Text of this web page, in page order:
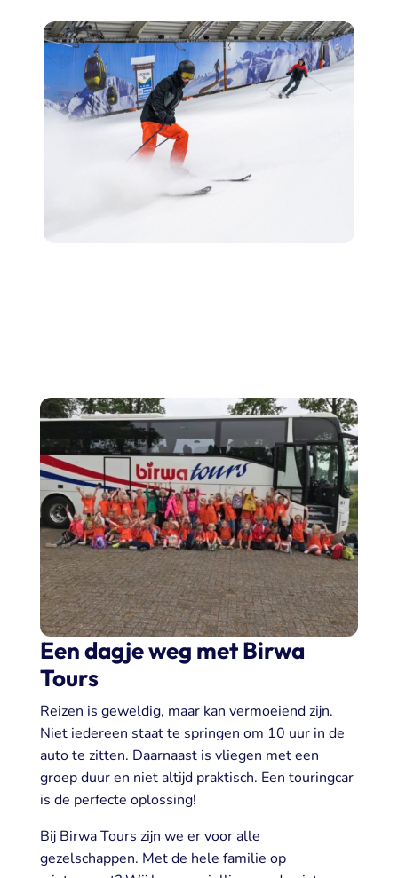
uit te breiden met arrangementen voor lessen.
Dit is geschikt voor groepsuitjes en ook voor
scholen!
Een dagje weg met Birwa
Tours
Reizen is geweldig, maar kan vermoeiend zijn.
Niet iedereen staat te springen om 10 uur in de
auto te zitten. Daarnaast is vliegen met een
groep duur en niet altijd praktisch. Een touringcar
is de perfecte oplossing!
Bij Birwa Tours zijn we er voor alle
gezelschappen. Met de hele familie op